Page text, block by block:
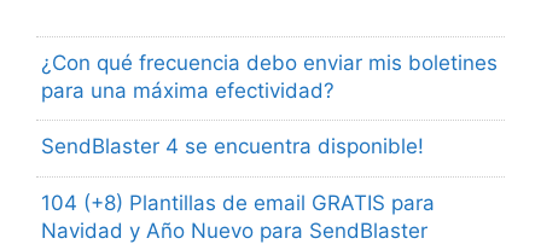
¿Con qué frecuencia debo enviar mis boletines
para una máxima efectividad?
SendBlaster 4 se encuentra disponible!
104 (+8) Plantillas de email GRATIS para
Navidad y Año Nuevo para SendBlaster